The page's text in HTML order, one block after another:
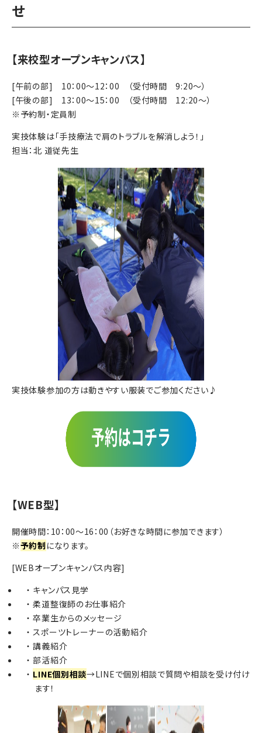
せ
【来校型オープンキャンパス】
[午前の部] 10：00～12：00 （受付時間 9:20～）
[午後の部] 13：00～15：00 （受付時間 12:20～）
※予約制・定員制
実技体験は「手技療法で肩のトラブルを解消しよう！」
担当：北 道従先生
実技体験参加の方は動きやすい服装でご参加ください♪
【WEB型】
開催時間：10：00～16：00（お好きな時間に参加できます）
※予約制になります。
[WEBオープンキャンパス内容]
キャンパス見学
柔道整復師のお仕事紹介
卒業生からのメッセージ
スポーツトレーナーの活動紹介
講義紹介
部活紹介
LINE個別相談→LINEで個別相談で質問や相談を受け付け
ます！